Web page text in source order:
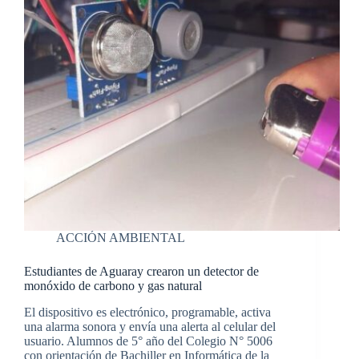
ACCIÓN AMBIENTAL
Estudiantes de Aguaray crearon un detector de
monóxido de carbono y gas natural
El dispositivo es electrónico, programable, activa
una alarma sonora y envía una alerta al celular del
usuario. Alumnos de 5° año del Colegio N° 5006
con orientación de Bachiller en Informática de la